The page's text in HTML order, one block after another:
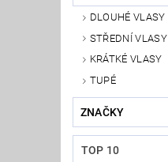
DLOUHÉ VLASY
STŘEDNÍ VLASY
KRÁTKÉ VLASY
TUPÉ
ZNAČKY
TOP 10